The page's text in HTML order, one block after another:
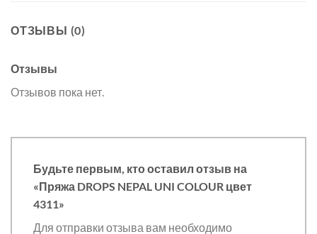
ОТЗЫВЫ (0)
Отзывы
Отзывов пока нет.
Будьте первым, кто оставил отзыв на
«Пряжа DROPS NEPAL UNI COLOUR цвет
4311»
Для отправки отзыва вам необходимо